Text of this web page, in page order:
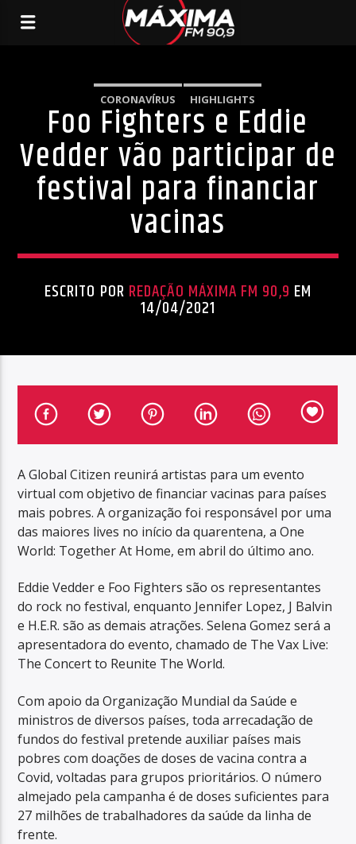
CORONAVÍRUS HIGHLIGHTS
Foo Fighters e Eddie
Vedder vão participar de
festival para financiar
vacinas
ESCRITO POR REDAÇÃO MÁXIMA FM 90,9 EM
14/04/2021
A Global Citizen reunirá artistas para um evento
virtual com objetivo de financiar vacinas para países
mais pobres. A organização foi responsável por uma
das maiores lives no início da quarentena, a One
World: Together At Home, em abril do último ano.
Eddie Vedder e Foo Fighters são os representantes
do rock no festival, enquanto Jennifer Lopez, J Balvin
e H.E.R. são as demais atrações. Selena Gomez será a
apresentadora do evento, chamado de The Vax Live:
The Concert to Reunite The World.
Com apoio da Organização Mundial da Saúde e
ministros de diversos países, toda arrecadação de
fundos do festival pretende auxiliar países mais
pobres com doações de doses de vacina contra a
Covid, voltadas para grupos prioritários. O número
almejado pela campanha é de doses suficientes para
27 milhões de trabalhadores da saúde da linha de
frente.